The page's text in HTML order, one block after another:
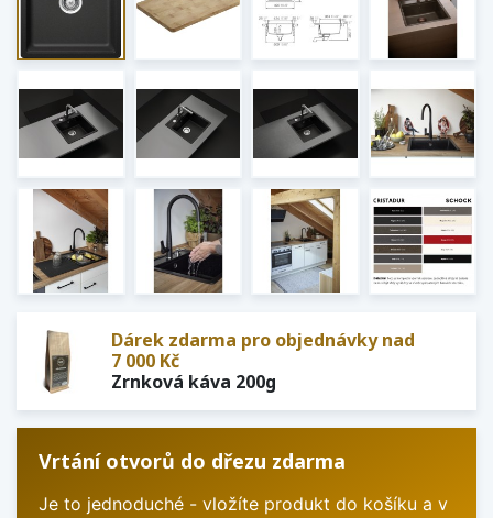
Dárek zdarma pro objednávky nad
7 000 Kč
Zrnková káva 200g
Vrtání otvorů do dřezu zdarma
Je to jednoduché - vložíte produkt do košíku a v